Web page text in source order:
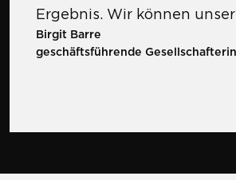
Ergebnis. Wir können
Birgit Barre
geschäftsführende